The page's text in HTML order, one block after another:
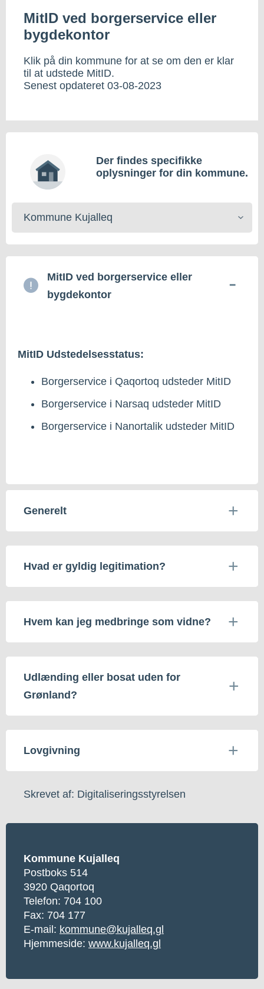
MitID ved borgerservice eller
bygdekontor
Klik på din kommune for at se om den er klar
til at udstede MitID.
Senest opdateret 03-08-2023
Der findes specifikke
oplysninger for din kommune.
Vælg
kommune
MitID ved borgerservice eller
bygdekontor
MitID Udstedelsesstatus:
Borgerservice i Qaqortoq udsteder MitID
Borgerservice i Narsaq udsteder MitID
Borgerservice i Nanortalik udsteder MitID
Generelt
Hvad er gyldig legitimation?
Hvem kan jeg medbringe som vidne?
Udlænding eller bosat uden for
Grønland?
Lovgivning
Skrevet af: Digitaliseringsstyrelsen
Kommune Kujalleq
Postboks 514
3920 Qaqortoq
Telefon: 704 100
Fax: 704 177
E-mail: kommune@kujalleq.gl
Hjemmeside: www.kujalleq.gl